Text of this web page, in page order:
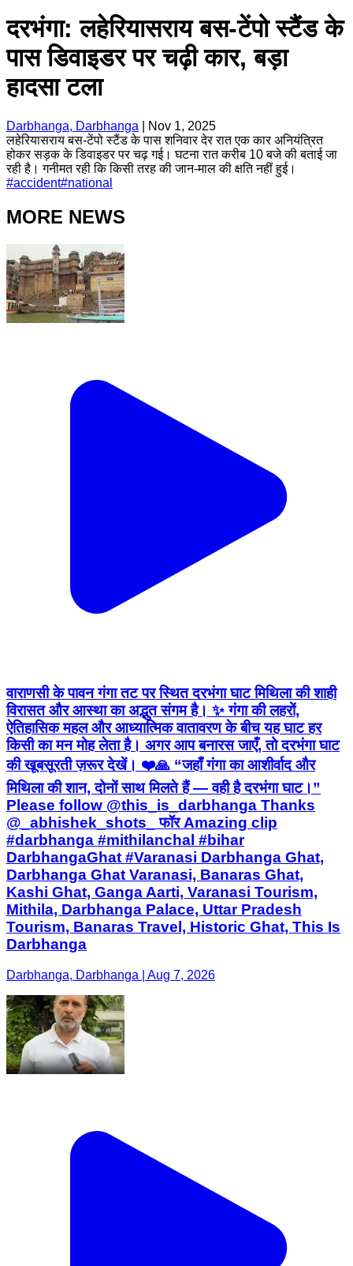
दरभंगा: लहेरियासराय बस-टेंपो स्टैंड के
पास डिवाइडर पर चढ़ी कार, बड़ा
हादसा टला
Darbhanga, Darbhanga
Nov 1, 2025
लहेरियासराय बस-टेंपो स्टैंड के पास शनिवार देर रात एक कार अनियंत्रित
होकर सड़क के डिवाइडर पर चढ़ गई। घटना रात करीब 10 बजे की बताई जा
रही है। गनीमत रही कि किसी तरह की जान-माल की क्षति नहीं हुई।
#accident#national
MORE NEWS
वाराणसी के पावन गंगा तट पर स्थित दरभंगा घाट मिथिला की शाही
विरासत और आस्था का अद्भुत संगम है। ✨ गंगा की लहरों,
ऐतिहासिक महल और आध्यात्मिक वातावरण के बीच यह घाट हर
किसी का मन मोह लेता है। अगर आप बनारस जाएँ, तो दरभंगा घाट
की खूबसूरती ज़रूर देखें। ❤️🙏 “जहाँ गंगा का आशीर्वाद और
मिथिला की शान, दोनों साथ मिलते हैं — वही है दरभंगा घाट।”
Please follow @this_is_darbhanga Thanks
@_abhishek_shots_ फॉर Amazing clip
#darbhanga #mithilanchal #bihar
DarbhangaGhat #Varanasi Darbhanga Ghat,
Darbhanga Ghat Varanasi, Banaras Ghat,
Kashi Ghat, Ganga Aarti, Varanasi Tourism,
Mithila, Darbhanga Palace, Uttar Pradesh
Tourism, Banaras Travel, Historic Ghat, This Is
Darbhanga
Darbhanga, Darbhanga | Aug 7, 2026